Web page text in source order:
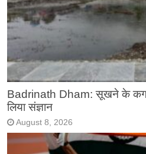
Badrinath Dham: सूखने के
लिया संज्ञान
August 8, 2026